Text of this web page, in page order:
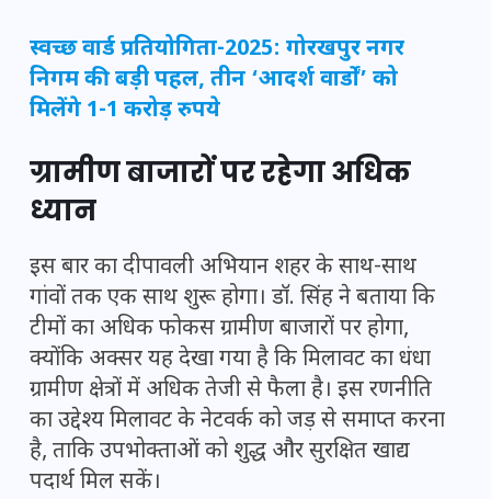
स्वच्छ वार्ड प्रतियोगिता-2025: गोरखपुर नगर
निगम की बड़ी पहल, तीन ‘आदर्श वार्डों’ को
मिलेंगे 1-1 करोड़ रुपये
ग्रामीण बाजारों पर रहेगा अधिक
ध्यान
इस बार का दीपावली अभियान शहर के साथ-साथ
गांवों तक एक साथ शुरू होगा। डॉ. सिंह ने बताया कि
टीमों का अधिक फोकस ग्रामीण बाजारों पर होगा,
क्योंकि अक्सर यह देखा गया है कि मिलावट का धंधा
ग्रामीण क्षेत्रों में अधिक तेजी से फैला है। इस रणनीति
का उद्देश्य मिलावट के नेटवर्क को जड़ से समाप्त करना
है, ताकि उपभोक्ताओं को शुद्ध और सुरक्षित खाद्य
पदार्थ मिल सकें।